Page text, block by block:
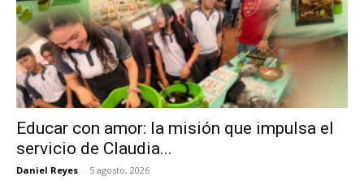
Educar con amor: la misión que impulsa el
servicio de Claudia...
Daniel Reyes - 5 agosto, 2026